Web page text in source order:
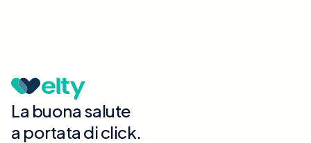
La buona salute
a portata di click.